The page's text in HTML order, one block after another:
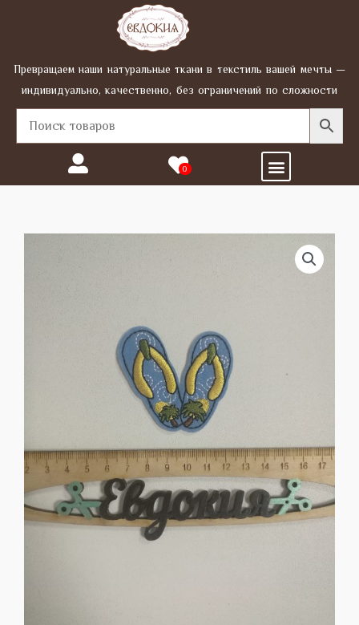
Превращаем наши натуральные ткани в текстиль вашей мечты —
индивидуально, качественно, без ограничений по сложности
0 Menu